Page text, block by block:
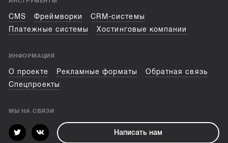
CMS Фреймворки
CRM-системы
Платежные системы
Хостинговые компании
ИНФОРМАЦИЯ
О проекте Рекламные форматы
Обратная связь
Спецпроекты
МЫ НА СВЯЗИ
Написать нам